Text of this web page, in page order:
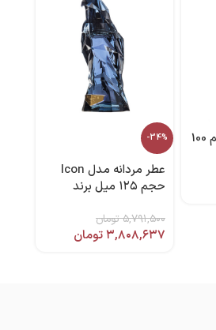
عطر مردانه بلک حجم 100
-34%
عطر مردانه مدل Icon
حجم ۱۲۵ میل برند
۵,۷۹۱,۵۰۰تومان
۳,۸۰۸,۶۳۷تومان